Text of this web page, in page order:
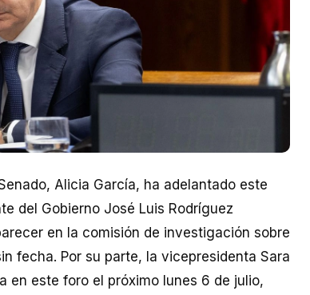
Alicia García, ha adelantado este
del Gobierno José Luis Rodríguez
en la comisión de investigación sobre
fecha. Por su parte, la vicepresidenta Sara
en este foro el próximo lunes 6 de julio,